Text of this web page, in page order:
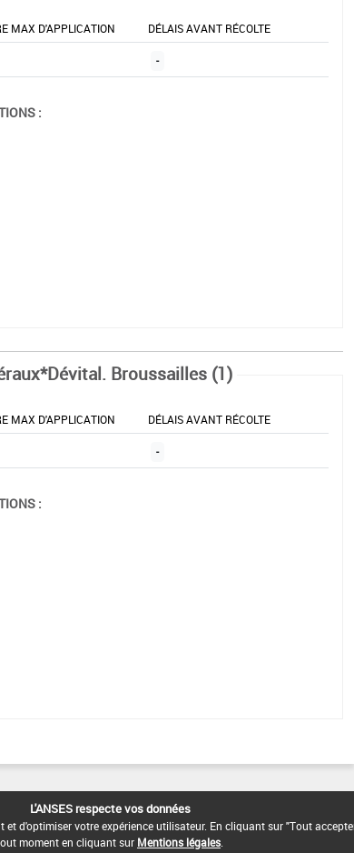
MAX D'APPLICATION DÉLAIS AVANT RÉCOLTE
-
:
Broussailles (1)
MAX D'APPLICATION DÉLAIS AVANT RÉCOLTE
-
:
L'ANSES respecte vos données
d'optimiser votre expérience utilisateur. En cliquant sur "Tout
moment en cliquant sur Mentions légales